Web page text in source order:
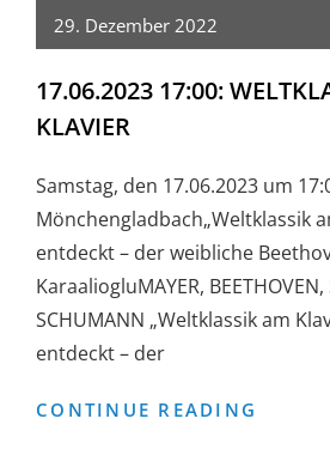
29. Dezember 2022
17.06.2023 17:00:
KLAVIER
Samstag, den 17.06.2023 um
Mönchengladbach„Weltklassik
entdeckt – der weibliche
KaraaliogluMAYER,
SCHUMANN „Weltklassik am
entdeckt – der
CONTINUE READING